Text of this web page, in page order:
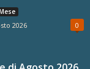
2026 0